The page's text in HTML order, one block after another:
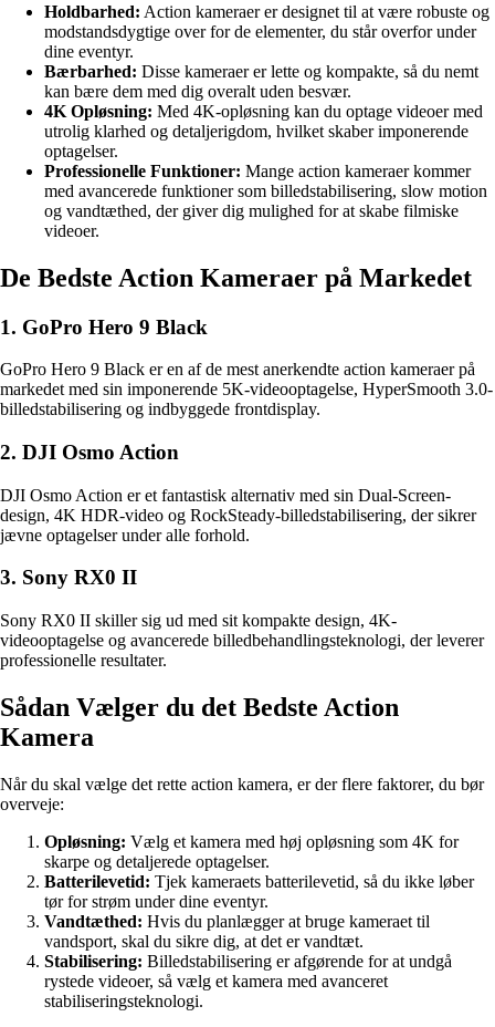
Holdbarhed: Action kameraer er designet til at være robuste og
modstandsdygtige over for de elementer, du står overfor under
dine eventyr.
Bærbarhed: Disse kameraer er lette og kompakte, så du nemt
kan bære dem med dig overalt uden besvær.
4K Opløsning: Med 4K-opløsning kan du optage videoer med
utrolig klarhed og detaljerigdom, hvilket skaber imponerende
optagelser.
Professionelle Funktioner: Mange action kameraer kommer
med avancerede funktioner som billedstabilisering, slow motion
og vandtæthed, der giver dig mulighed for at skabe filmiske
videoer.
De Bedste Action Kameraer på Markedet
1. GoPro Hero 9 Black
GoPro Hero 9 Black er en af de mest anerkendte action kameraer på
markedet med sin imponerende 5K-videooptagelse, HyperSmooth 3.0-
billedstabilisering og indbyggede frontdisplay.
2. DJI Osmo Action
DJI Osmo Action er et fantastisk alternativ med sin Dual-Screen-
design, 4K HDR-video og RockSteady-billedstabilisering, der sikrer
jævne optagelser under alle forhold.
3. Sony RX0 II
Sony RX0 II skiller sig ud med sit kompakte design, 4K-
videooptagelse og avancerede billedbehandlingsteknologi, der leverer
professionelle resultater.
Sådan Vælger du det Bedste Action
Kamera
Når du skal vælge det rette action kamera, er der flere faktorer, du bør
overveje:
Opløsning: Vælg et kamera med høj opløsning som 4K for
skarpe og detaljerede optagelser.
Batterilevetid: Tjek kameraets batterilevetid, så du ikke løber
tør for strøm under dine eventyr.
Vandtæthed: Hvis du planlægger at bruge kameraet til
vandsport, skal du sikre dig, at det er vandtæt.
Stabilisering: Billedstabilisering er afgørende for at undgå
rystede videoer, så vælg et kamera med avanceret
stabiliseringsteknologi.